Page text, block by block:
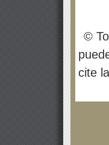
©
cite